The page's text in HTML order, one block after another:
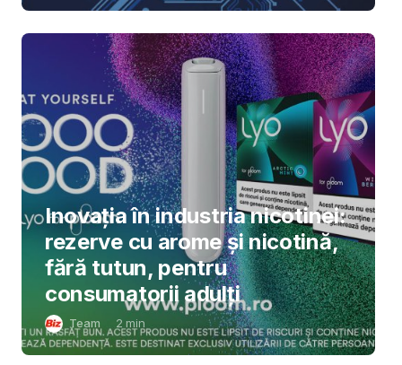
Inovația în industria nicotinei:
rezerve cu arome și nicotină,
fără tutun, pentru
consumatorii adulți
Team 2 min